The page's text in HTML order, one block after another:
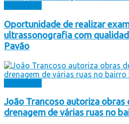
Oportunidade de realizar
ultrassonografia com
Pavão
João Trancoso autoriza obras
drenagem de várias ruas no